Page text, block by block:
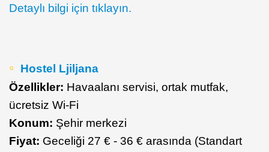
Detaylı bilgi için tıklayın.
Hostel Ljiljana
Özellikler: Havaalanı servisi, ortak mutfak,
ücretsiz Wi-Fi
Konum: Şehir merkezi
Fiyat: Geceliği 27 € - 36 € arasında (Standart